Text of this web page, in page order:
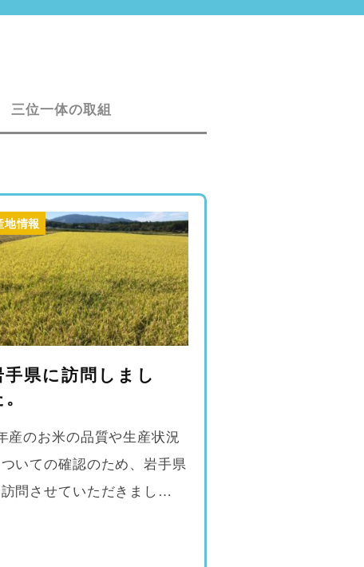
三位一体の取組
地情報
手県に訪問しまし
産のお米の品質や生産状況
いての確認のため、岩手県
問させていただきまし…